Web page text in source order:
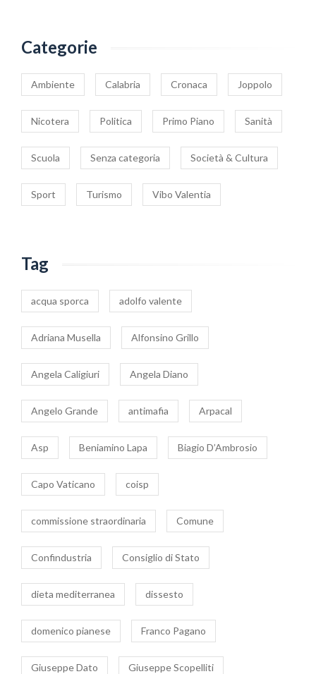
Categorie
Ambiente Calabria Cronaca Joppolo
Nicotera Politica Primo Piano Sanità
Scuola Senza categoria Società & Cultura
Sport Turismo Vibo Valentia
Tag
acqua sporca adolfo valente
Adriana Musella Alfonsino Grillo
Angela Caligiuri Angela Diano
Angelo Grande antimafia Arpacal
Asp Beniamino Lapa Biagio D’Ambrosio
Capo Vaticano coisp
commissione straordinaria Comune
Confindustria Consiglio di Stato
dieta mediterranea dissesto
domenico pianese Franco Pagano
Giuseppe Dato Giuseppe Scopelliti